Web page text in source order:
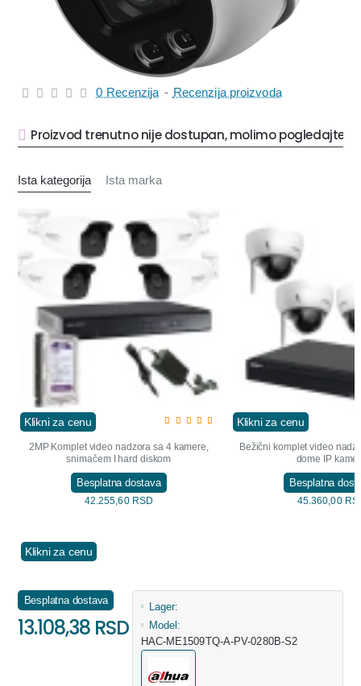
Proizvod trenutno nije dostupan, molimo pogledajte
Ista kategorija Ista marka
Klikni za cenu
2MP Komplet video nadzora sa 4 kamere,
snimačem I hard diskom
Besplatna dostava
42.255,60 RSD
Klikni za cenu
Bežični komplet video
dome IP
Besplatna
45.360,00
Klikni za cenu
0 Recenzija - Recenzija proizvoda
Besplatna dostava
13.108,38 RSD
Lager:
Model:
HAC-ME1509TQ-A-PV-0280B-S2